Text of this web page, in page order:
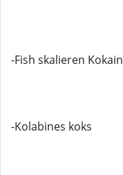
-Fish skalieren Kokain
-Kolabines koks